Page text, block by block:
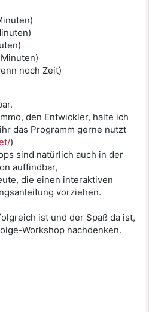
noch Zeit)
den Entwickler, halte ich
das Programm gerne nutzt
)
sind natürlich auch in der
auffindbar,
die einen interaktiven
vorziehen.
ist und der Spaß da ist,
Workshop nachdenken.